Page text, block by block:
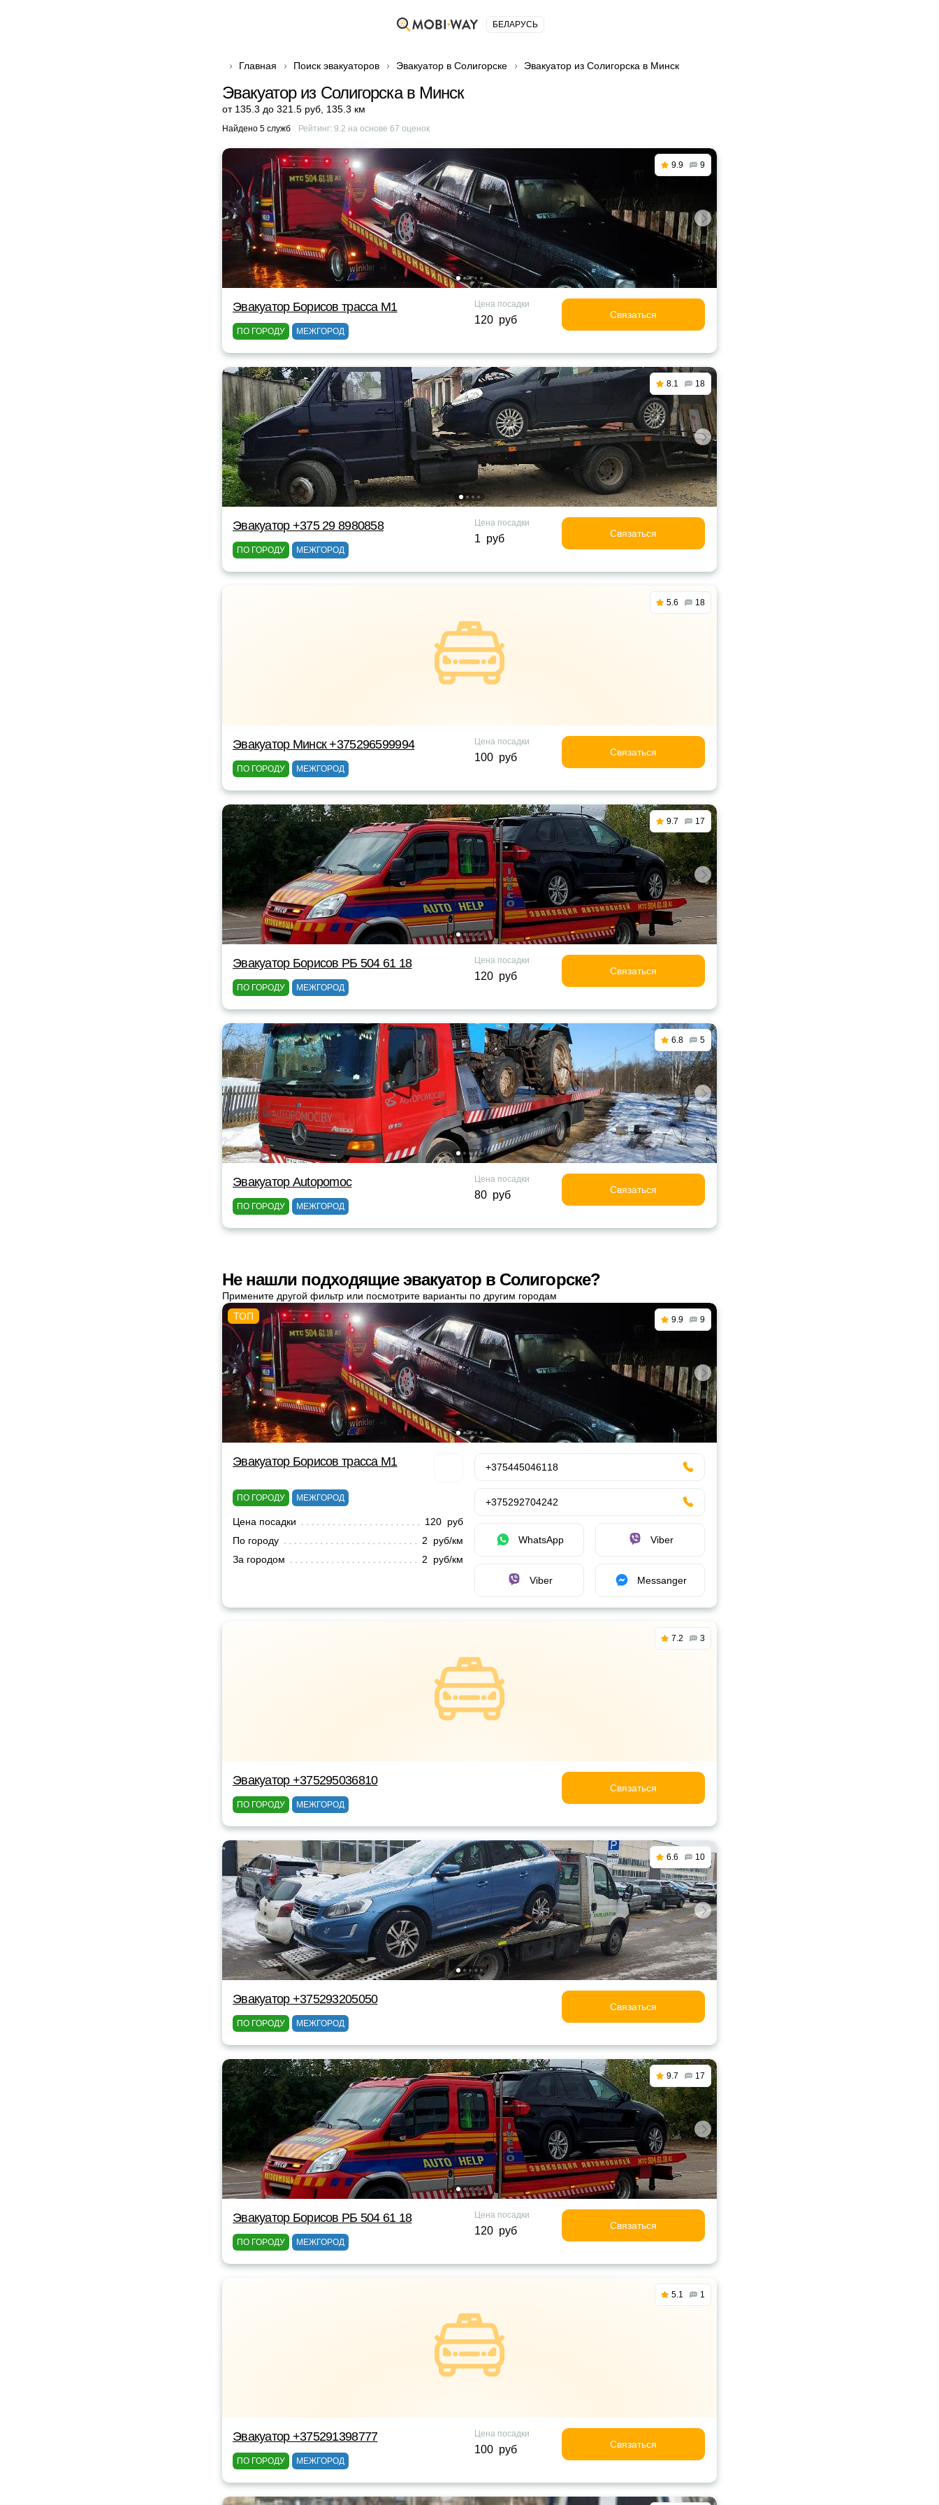
БЕЛАРУСЬ
Главная Поиск эвакуаторов Эвакуатор в Солигорске Эвакуатор из Солигорска в Минск
Эвакуатор из Солигорска в Минск
от 135.3 до 321.5 руб 135.3 км
Найдено 5 служб Рейтинг: 9.2 на основе 67 оценок
9.9 9
Эвакуатор Борисов трасса М1
ПО ГОРОДУ МЕЖГОРОД
Цена посадки
120 руб Связаться
8.1 18
Эвакуатор +375 29 8980858
ПО ГОРОДУ МЕЖГОРОД
Цена посадки
1 руб Связаться
5.6 18
Эвакуатор Минск +375296599994
ПО ГОРОДУ МЕЖГОРОД
Цена посадки
100 руб Связаться
9.7 17
Эвакуатор Борисов РБ 504 61 18
ПО ГОРОДУ МЕЖГОРОД
Цена посадки
120 руб Связаться
6.8 5
Эвакуатор Autopomoc
ПО ГОРОДУ МЕЖГОРОД
Цена посадки
80 руб Связаться
Не нашли подходящие эвакуатор в Солигорске?
Примените другой фильтр или посмотрите варианты по другим городам
9.9 9
Эвакуатор Борисов трасса М1
ПО ГОРОДУ МЕЖГОРОД
Цена посадки
120 руб
По городу
2 руб/км
За городом
2 руб/км
+375445046118
+375292704242
WhatsApp Viber
Viber Messanger
7.2 3
Эвакуатор +375295036810
ПО ГОРОДУ МЕЖГОРОД
Связаться
6.6 10
Эвакуатор +375293205050
ПО ГОРОДУ МЕЖГОРОД
Связаться
9.7 17
Эвакуатор Борисов РБ 504 61 18
ПО ГОРОДУ МЕЖГОРОД
Цена посадки
120 руб Связаться
5.1 1
Эвакуатор +375291398777
ПО ГОРОДУ МЕЖГОРОД
Цена посадки
100 руб Связаться